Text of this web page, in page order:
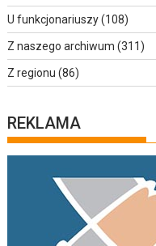
U funkcjonariuszy(108)
Z naszego archiwum (311)
Z regionu (86)
REKLAMA